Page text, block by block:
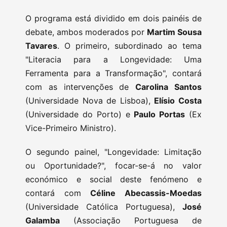
O programa está dividido em dois painéis de
debate, ambos moderados por Martim Sousa
Tavares. O primeiro, subordinado ao tema
"Literacia para a Longevidade: Uma
Ferramenta para a Transformação", contará
com as intervenções deCarolina Santos
(Universidade Nova de Lisboa), Elísio Costa
(Universidade do Porto) e Paulo Portas (Ex
Vice-Primeiro Ministro).
O segundo painel, "Longevidade: Limitação
ou Oportunidade?", focar-se-á no valor
económico e social deste fenómeno e
contará comCéline Abecassis-Moedas
(Universidade Católica Portuguesa), José
Galamba (Associação Portuguesa de